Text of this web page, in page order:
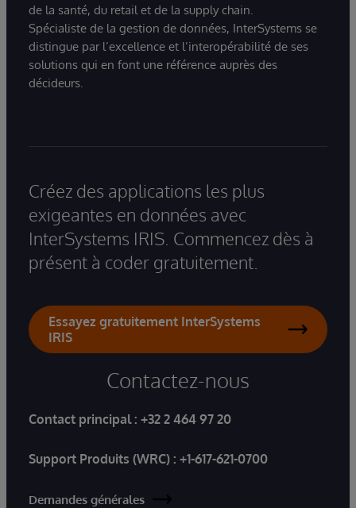
de la santé, du retail et de la supply chain.
Spécialiste de la gestion de données, InterSystems se
distingue par l’excellence et l’interopérabilité de ses
solutions qui en font une référence auprès des
décideurs.
Créez des applications les plus
exigeantes en données avec
InterSystems IRIS. Commencez dès à
présent à coder gratuitement.
Essayez gratuitement InterSystems
IRIS
Contactez-nous
Contact principal : +32 2 464 97 20
Support Produits (WRC) : +1-617-621-0700
Demandes générales